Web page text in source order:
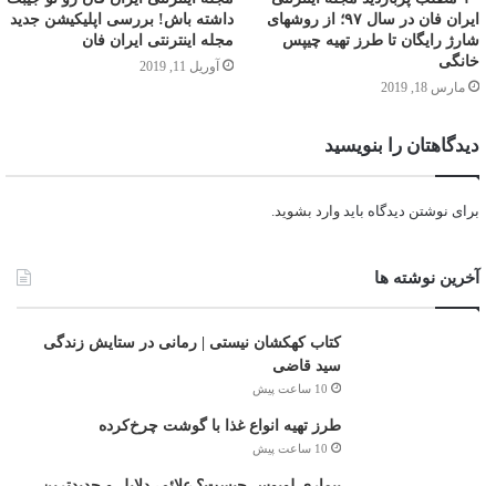
ایران فان در سال ۹۷؛ از روشهای
شارژ رایگان تا طرز تهیه چیپس
خانگی
مارس 18, 2019
داشته باش! بررسی اپلیکیشن جدید
مجله اینترنتی ایران فان
آوریل 11, 2019
دیدگاهتان را بنویسید
برای نوشتن دیدگاه باید وارد بشوید.
آخرین نوشته ها
کتاب کهکشان نیستی | رمانی در ستایش زندگی
سید قاضی
10 ساعت پیش
طرز تهیه انواع غذا با گوشت چرخ‌کرده
10 ساعت پیش